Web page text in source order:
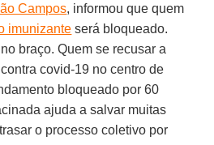
Campos, informou que quem
imunizante será bloqueado.
braço. Quem se recusar a
covid-19 no centro de
bloqueado por 60
ajuda a salvar muitas
o processo coletivo por